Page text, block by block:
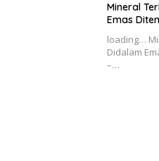
Mineral
Emas
loading…
Didalam
–…